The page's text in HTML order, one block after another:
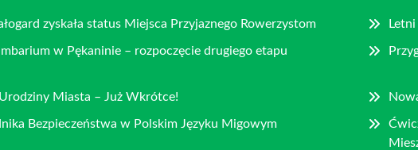
zyskała status Miejsca Przyjaznego Rowerzystom
w Pękaninie – rozpoczęcie drugiego etapu
Miasta – Już Wkrótce!
Bezpieczeństwa w Polskim Języku Migowym